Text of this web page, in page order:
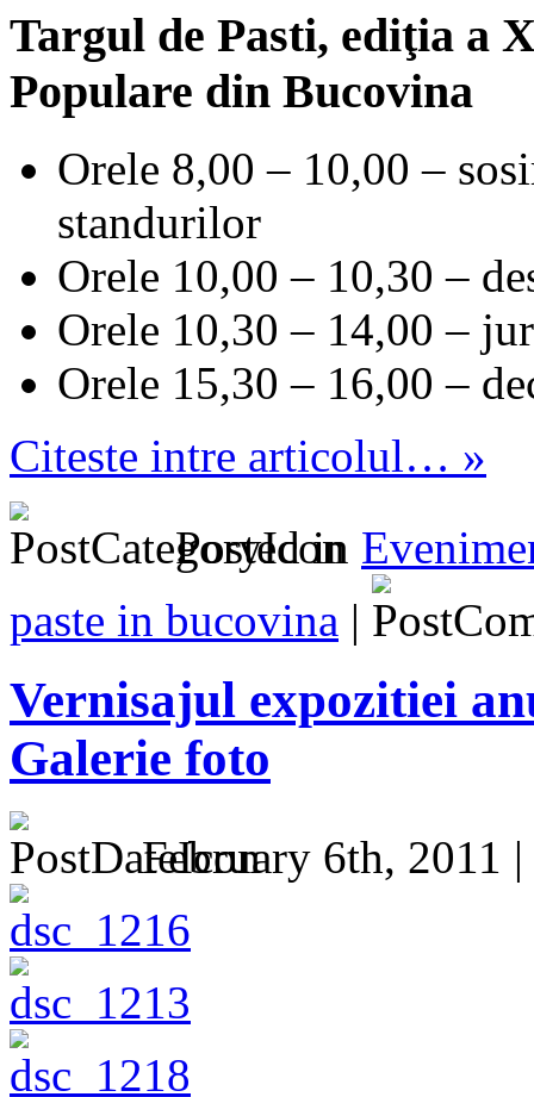
Targul de Pasti, ediţia a
Populare din Bucovina
Orele 8,00 – 10,00 –
standurilor
Orele 10,00 – 10,30 –
Orele 10,30 – 14,00 –
Orele 15,30 – 16,00 –
Citeste intre articolul… »
Posted in
paste in bucovina |
Vernisajul expozitiei
Galerie foto
February 6th, 2011 |